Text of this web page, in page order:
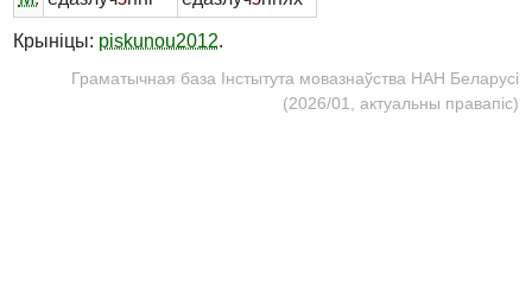
Крыніцы: piskunou2012.
Граматычная база Інстытута мовазнаўства НАН Беларусі
(2026/01, актуальны правапіс)